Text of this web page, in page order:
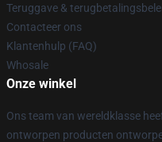
Teruggave &
Contacteer ons
Klantenhulp (FAQ)
Whosale
Onze winkel
Ons team van wereldklasse
ontworpen producten